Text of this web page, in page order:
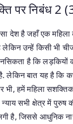
पर निबंध 2
देश है जहाँ एक महिला
उन्हें किसी भी
है कि
लेकिन बात यह है कि
भी, हमें महिला
न्याय सभी क्षेत्र में
है, जिससे आधुनिक